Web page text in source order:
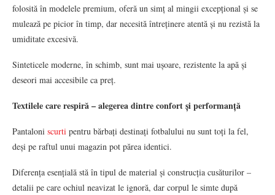
folosită în modelele premium, oferă un simț al mingii excepțional și se
mulează pe picior în timp, dar necesită întreținere atentă și nu rezistă la
umiditate excesivă.
Sinteticele moderne, în schimb, sunt mai ușoare, rezistente la apă și
deseori mai accesibile ca preț.
Textilele care respiră – alegerea dintre confort și performanță
Pantaloni scurti pentru bărbați destinați fotbalului nu sunt toți la fel,
deși pe raftul unui magazin pot părea identici.
Diferența esențială stă în tipul de material și construcția cusăturilor –
detalii pe care ochiul neavizat le ignoră, dar corpul le simte după